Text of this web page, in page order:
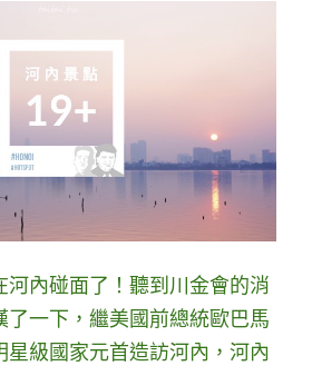
河內碰面了！聽到川金會的消
了一下，繼美國前總統歐巴馬
星級國家元首造訪河內，河內